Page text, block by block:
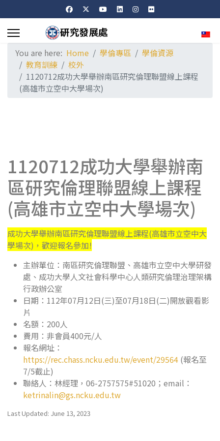
You are here: Home 學倫專區
學倫資源
教育訓練
校外
1120712成功大學舉辦南區研究倫理聯盟線上課程
(高雄市立空中大學場次)
1120712成功大學舉辦南
區研究倫理聯盟線上課程
(高雄市立空中大學場次)
成功大學舉辦南區研究倫理聯盟線上課程(高雄市立空中大
學場次)，歡迎報名參加!
主辦單位：南區研究倫理聯盟、高雄市立空中大學研發
處、成功大學人文社會科學中心人類研究倫理治理架構
行政辦公室
日期：112年07月12日(三)至07月18日(二)開放觀看影
片
名額：200人
費用：非會員400元/人
報名網址：
https://rec.chass.ncku.edu.tw/event/29564 (報名至
7/5截止)
聯絡人：林經理，06-2757575#51020；email：
ketrinalin@gs.ncku.edu.tw
Last Updated: June 13, 2023